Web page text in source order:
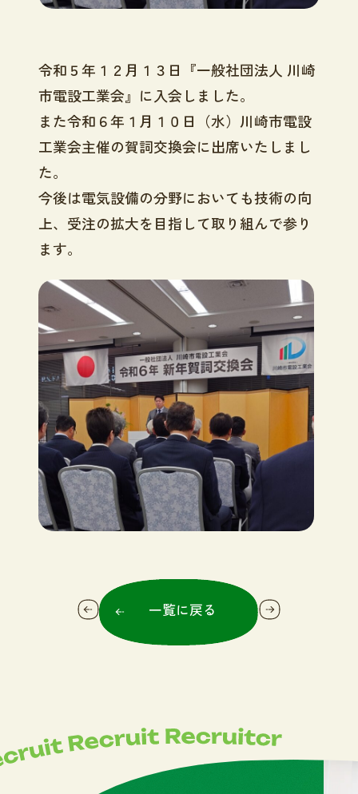
令和５年１２月１３日『一般社団法人 川崎
市電設工業会』に入会しました。
また令和６年１月１０日（水）川崎市電設
工業会主催の賀詞交換会に出席いたしまし
た。
今後は電気設備の分野においても技術の向
上、受注の拡大を目指して取り組んで参り
ます。
一覧に戻る